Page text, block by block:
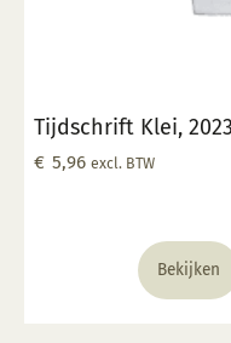
Tijdschrift Klei,
€ 5,96 excl. BTW
Bekijken